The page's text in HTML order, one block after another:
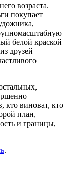
возраста.
покупает
белой краской
друзей
кто виноват, кто
план,
и границы,
.